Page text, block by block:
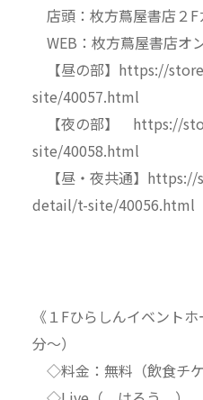
店頭：枚方蔦屋書店２F
WEB：枚方蔦屋書店オ
【昼の部】https://
site/40057.html
【夜の部】 https://
site/40058.html
【昼・夜共通】
detail/t-site/40056.html
《１Fひらしんイベント
分〜）
◇料金：無料（飲食チケ